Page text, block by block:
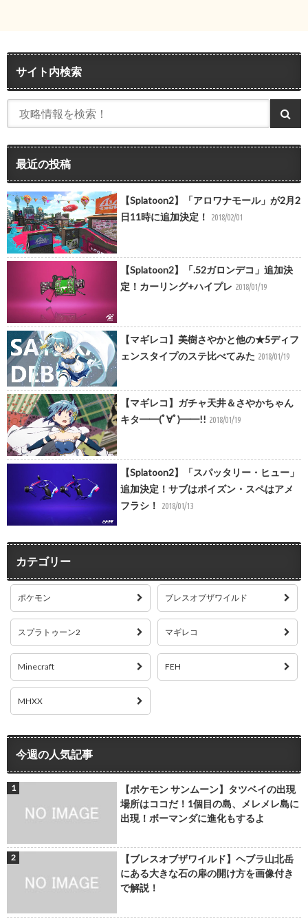
サイト内検索
最近の投稿
【Splatoon2】「アロワナモール」が2月2
日11時に追加決定！
2018/02/01
【Splatoon2】「.52ガロンデコ」追加決
定！カーリング+ハイプレ 2018/01/19
【マギレコ】美樹さやかと他の★5ディフ
ェンスタイプのステ比べてみた 2018/01/19
【マギレコ】ガチャ天井＆さやかちゃん
キタ━━(ﾟ∀ﾟ)━━!! 2018/01/19
【Splatoon2】「スパッタリー・ヒュー」
追加決定！サブはポイズン・スペはアメ
フラシ！
2018/01/13
カテゴリー
ポケモン ブレスオブザワイルド
スプラトゥーン2 マギレコ
Minecraft FEH
MHXX
今週の人気記事
【ポケモン サンムーン】タツベイの出現
場所はココだ！1個目の島、メレメレ島に
出現！ボーマンダに進化もするよ
【ブレスオブザワイルド】ヘブラ山北岳
にある大きな石の扉の開け方を画像付き
で解説！